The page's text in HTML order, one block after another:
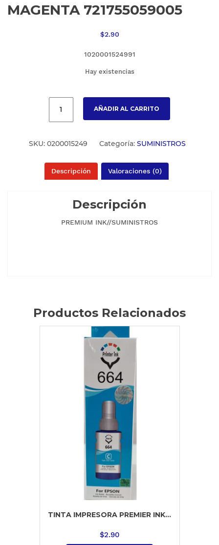
MAGENTA 721755059005
$2.90
1020001524991
Hay existencias
AÑADIR AL CARRITO
SKU: 0200015249 Categoría: SUMINISTROS
Descripción Valoraciones (0)
Descripción
PREMIUM INK//SUMINISTROS
Productos Relacionados
TINTA IMPRESORA PREMIER INK...
$2.90